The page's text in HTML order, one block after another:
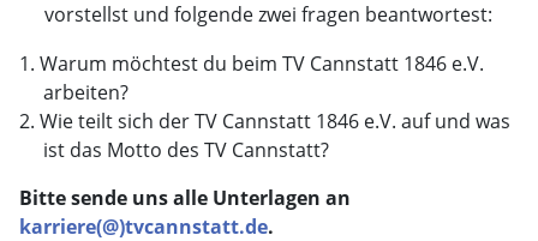
vorstellst und folgende zwei fragen beantwortest:
Warum möchtest du beim TV Cannstatt 1846 e.V.
arbeiten?
Wie teilt sich der TV Cannstatt 1846 e.V. auf und was
ist das Motto des TV Cannstatt?
Bitte sende uns alle Unterlagen an
karriere(@)tvcannstatt.de.